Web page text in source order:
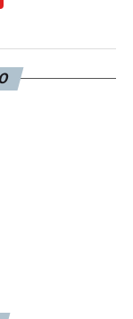
In
e il